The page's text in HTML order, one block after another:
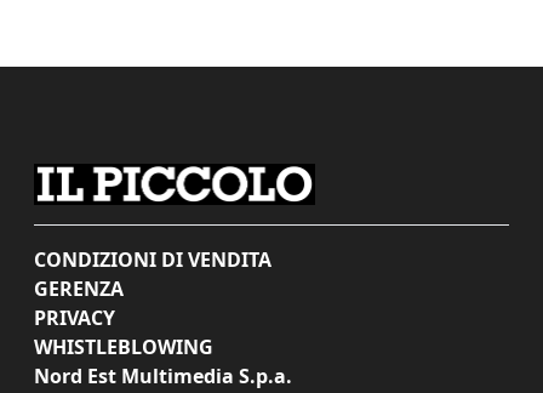
CONDIZIONI DI VENDITA
GERENZA
PRIVACY
WHISTLEBLOWING
Nord Est Multimedia S.p.a.